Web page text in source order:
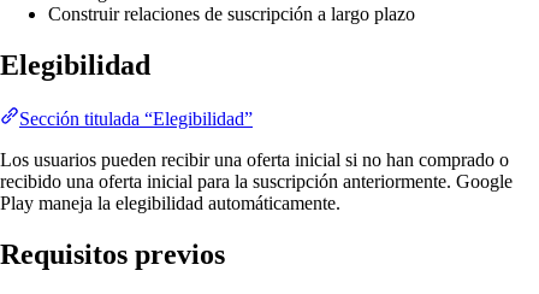
Construir relaciones de suscripción a largo plazo
Elegibilidad
Sección titulada “Elegibilidad”
Los usuarios pueden recibir una oferta inicial si no han comprado o
recibido una oferta inicial para la suscripción anteriormente. Google
Play maneja la elegibilidad automáticamente.
Requisitos previos